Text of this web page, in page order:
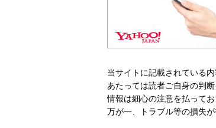
当サイトに記載されている
あたっては読者ご自身の判
情報は細心の注意を払って
万が一、トラブル等の損失